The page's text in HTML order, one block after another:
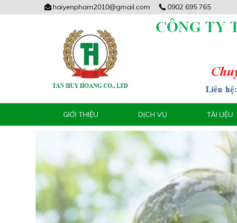
haiyenpham2010@gmail.com 0902 695 765
GIỚI THIỆU DỊCH VỤ TÀI LIỆU